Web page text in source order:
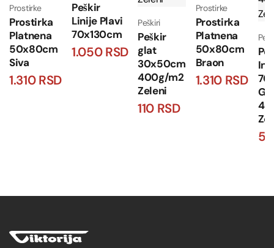
Prostirke
Prostirka
Platnena
50x80cm
Siva
1.310RSD
Peškir
Linije Plavi
70x130cm
1.050RSD
Peškiri
Peškir
glat
30x50cm
400g/m2
Zeleni
110 RSD
Prostirke
Prostirka
Platnena
50x80cm
Braon
1.310 RSD